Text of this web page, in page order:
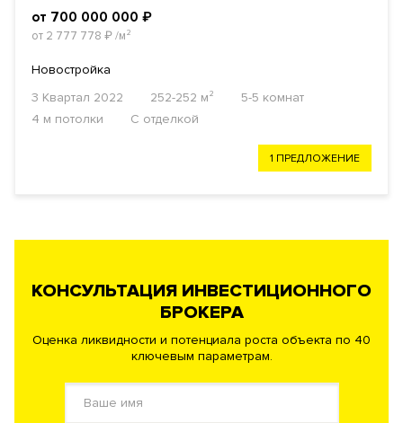
от 700 000 000 ₽
от 2 777 778 ₽/м²
Новостройка
3 Квартал 2022
252-252 м²
5-5 комнат
4 м потолки
С отделкой
1 ПРЕДЛОЖЕНИЕ
КОНСУЛЬТАЦИЯ ИНВЕСТИЦИОННОГО
БРОКЕРА
Оценка ликвидности и потенциала роста объекта по 40
ключевым параметрам.